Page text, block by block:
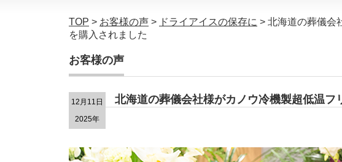
TOP > お客様の声 > ドライアイスの保存に > 北海道の葬儀会
を購入されました
お客様の声
12月11日
2025年
北海道の葬儀会社様がカノウ冷機製超低温